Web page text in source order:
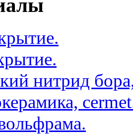
нитрид